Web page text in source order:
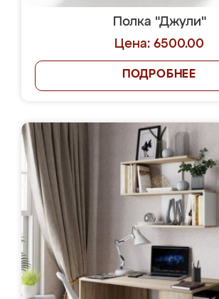
Полка "Джули"
Цена: 6500.00
ПОДРОБНЕЕ